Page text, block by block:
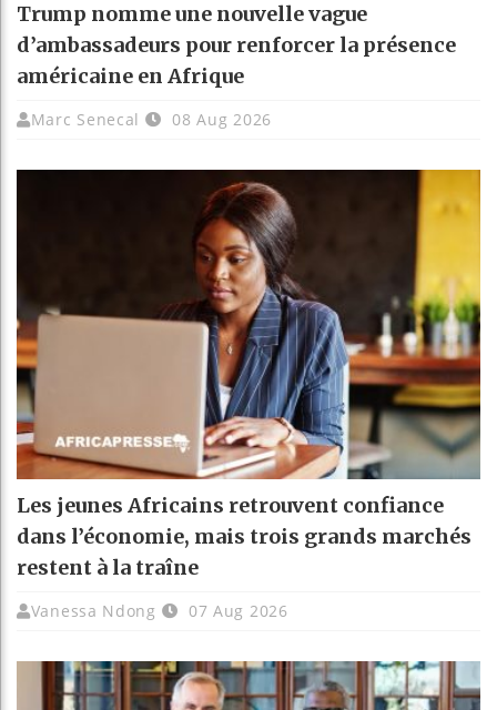
Trump nomme une nouvelle vague
d’ambassadeurs pour renforcer la présence
américaine en Afrique
Marc Senecal 08 Aug 2026
Les jeunes Africains retrouvent confiance
dans l’économie, mais trois grands marchés
restent à la traîne
Vanessa Ndong 07 Aug 2026